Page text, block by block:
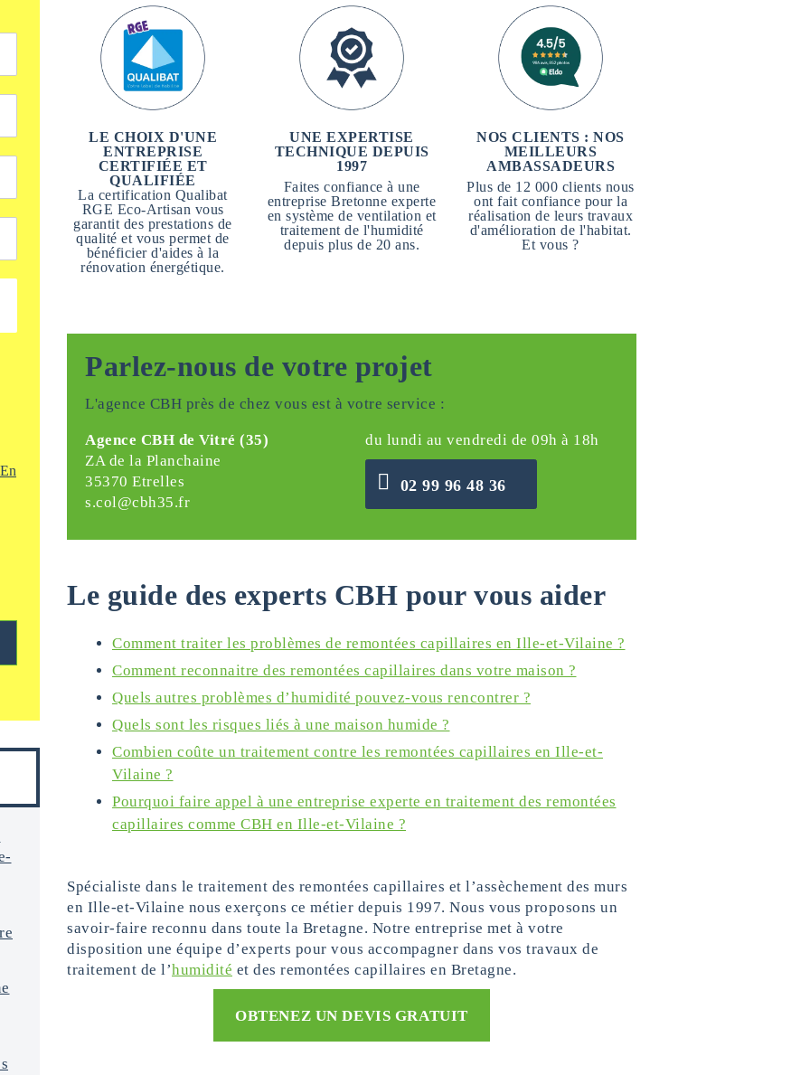
En
LE CHOIX D'UNE
ENTREPRISE
CERTIFIÉE ET
QUALIFIÉE
La certification Qualibat
RGE Eco-Artisan vous
garantit des prestations de
qualité et vous permet de
bénéficier d'aides à la
rénovation énergétique.
UNE EXPERTISE
TECHNIQUE DEPUIS
1997
Faites confiance à une
entreprise Bretonne experte
en système de ventilation et
traitement de l'humidité
depuis plus de 20 ans.
NOS CLIENTS : NOS
MEILLEURS
AMBASSADEURS
Plus de 12 000 clients nous
ont fait confiance pour la
réalisation de leurs travaux
d'amélioration de l'habitat.
Et vous ?
Parlez-nous de votre projet
L'agence CBH près de chez vous est à votre service :
Agence CBH de Vitré (35)
ZA de la Planchaine
35370 Etrelles
s.col@cbh35.fr
du lundi au vendredi de 09h à 18h
02 99 96 48 36
Le guide des experts CBH pour vous aider
Comment traiter les problèmes de remontées capillaires en Ille-et-Vilaine ?
Comment reconnaitre des remontées capillaires dans votre maison ?
Quels autres problèmes d’humidité pouvez-vous rencontrer ?
Quels sont les risques liés à une maison humide ?
Combien coûte un traitement contre les remontées capillaires en Ille-et-
Vilaine ?
Pourquoi faire appel à une entreprise experte en traitement des remontées
capillaires comme CBH en Ille-et-Vilaine ?
Spécialiste dans le traitement des remontées capillaires et l’assèchement des murs
en Ille-et-Vilaine nous exerçons ce métier depuis 1997. Nous vous proposons un
savoir-faire reconnu dans toute la Bretagne. Notre entreprise met à votre
disposition une équipe d’experts pour vous accompagner dans vos travaux de
traitement de l’humidité et des remontées capillaires en Bretagne.
OBTENEZ UN DEVIS GRATUIT